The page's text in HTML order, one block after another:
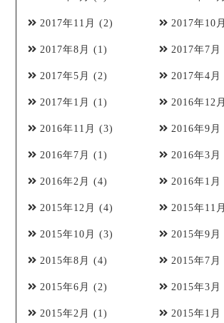
2017年11月 (2) 2017年10月
2017年8月 (1) 2017年7月
2017年5月 (2) 2017年4月
2017年1月 (1) 2016年12月
2016年11月 (3) 2016年9月
2016年7月 (1) 2016年3月
2016年2月 (4) 2016年1月
2015年12月 (4) 2015年11月
2015年10月 (3) 2015年9月
2015年8月 (4) 2015年7月
2015年6月 (2) 2015年3月
2015年2月 (1) 2015年1月